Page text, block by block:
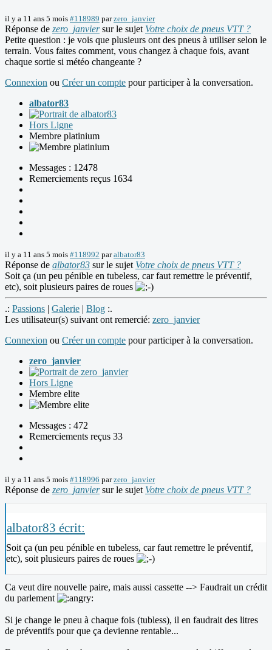
il y a 11 ans 5 mois #118989 parzero_janvier
Réponse de zero_janviersur le sujet Votre choix de pneus VTT ?
Petite question : je vois que plusieurs ont des pneus à utiliser selon le
terrain. Vous faites comment, vous changez à chaque fois, avant
chaque sortie si météo changeante ?
Connexion ou Créer un compte pour participer à la conversation.
albator83
Hors Ligne
Membre platinium
Messages : 12478
Remerciements reçus 1634
il y a 11 ans 5 mois #118992 paralbator83
Réponse de albator83 sur le sujet Votre choix de pneus VTT ?
Soit ça (un peu pénible en tubeless, car faut remettre le préventif,
etc), soit plusieurs paires de roues
.: Passions | Galerie | Blog :.
Les utilisateur(s) suivant ont remercié: zero_janvier
Connexion ou Créer un compte pour participer à la conversation.
zero_janvier
Hors Ligne
Membre elite
Messages : 472
Remerciements reçus 33
il y a 11 ans 5 mois #118996 parzero_janvier
Réponse de zero_janviersur le sujet Votre choix de pneus VTT ?
albator83 écrit:
Soit ça (un peu pénible en tubeless, car faut remettre le préventif,
etc), soit plusieurs paires de roues
Ca veut dire nouvelle paire, mais aussi cassette --> Faudrait un crédit
du parlement
Si je change le pneu à chaque fois (tubless), il en faudrait des litres
de préventifs pour que ça devienne rentable...